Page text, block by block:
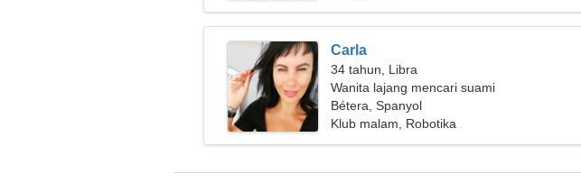
Carla
34 tahun, Libra
Wanita lajang mencari suami
Bétera, Spanyol
Klub malam, Robotika